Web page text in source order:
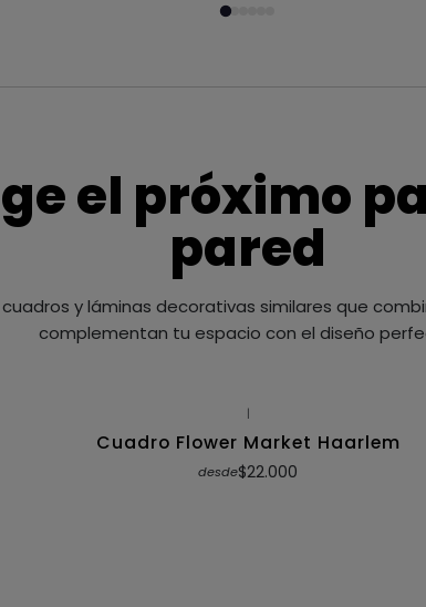
el próximo
pared
y láminas decorativas similares que
complementan tu espacio con el diseño
|
Cuadro Flower Market Haarlem
desde$22.000